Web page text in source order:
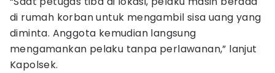
di rumah korban untuk mengambil sisa uang yang
diminta. Anggota kemudian langsung
mengamankan pelaku tanpa perlawanan,” lanjut
Kapolsek.